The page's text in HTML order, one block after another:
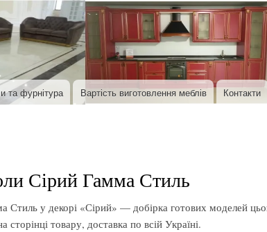
Перейти до основного вмісту
та фурнітура Вартість виготовлення меблів Контакти
Сірий Гамма Стиль
Стиль у декорі «Сірий» — добірка готових моделей
сторінці товару, доставка по всій Україні.